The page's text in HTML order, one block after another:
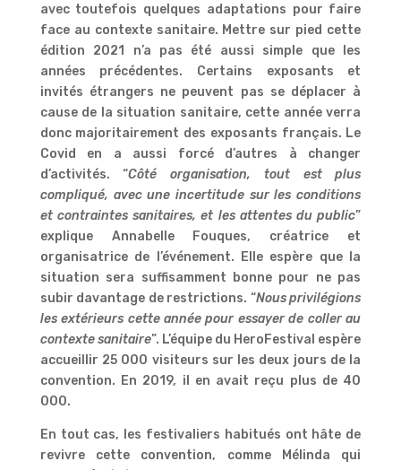
avec toutefois quelques adaptations pour faire
face au contexte sanitaire. Mettre sur pied cette
édition 2021 n’a pas été aussi simple que les
années précédentes. Certains exposants et
invités étrangers ne peuvent pas se déplacer à
cause de la situation sanitaire, cette année verra
donc majoritairement des exposants français. Le
Covid en a aussi forcé d’autres à changer
d’activités. “Côté organisation, tout est plus
compliqué, avec une incertitude sur les conditions
et contraintes sanitaires, et les attentes du public”
explique Annabelle Fouques, créatrice et
organisatrice de l’événement. Elle espère que la
situation sera suffisamment bonne pour ne pas
subir davantage de restrictions. “Nous privilégions
les extérieurs cette année pour essayer de coller au
contexte sanitaire”. L’équipe du HeroFestival espère
accueillir 25 000 visiteurs sur les deux jours de la
convention. En 2019, il en avait reçu plus de 40
000.
En tout cas, les festivaliers habitués ont hâte de
revivre cette convention, comme Mélinda qui